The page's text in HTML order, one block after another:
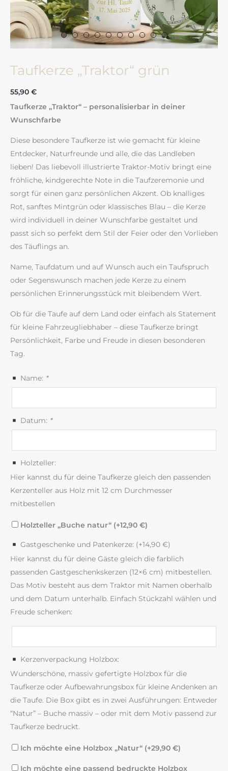
Taufkerze „Traktor“ grün
55,90 €
Taufkerze „Traktor“ – personalisierbar in deiner
Wunschfarbe
Diese besondere Taufkerze ist wie gemacht für kleine
Entdecker, Naturfreunde und alle, die das Landleben
lieben! Das liebevoll illustrierte Traktor-Motiv bringt eine
fröhliche, kindgerechte Note in die Taufzeremonie und
sorgt für einen ganz persönlichen Akzent. Ob knalliges
Rot, sanftes Mintgrün oder klassisches Blau – die Kerze
wird individuell in deiner Wunschfarbe gestaltet und
passt sich so perfekt dem Stil der Feier oder den Vorlieben
des Täuflings an.
Name, Taufdatum und auf Wunsch auch ein Taufspruch
oder Segenswunsch machen jede Kerze zu einem
persönlichen Erinnerungsstück mit bleibendem Wert.
Ob für die Taufe auf dem Land oder einfach als Statement
für kleine Fahrzeugliebhaber – diese Taufkerze bringt
Persönlichkeit, Farbe und Freude in diesen besonderen
Tag.
Name: *
Datum: *
Holzteller:
Hier kannst du für deine Taufkerze gleich den passenden
Kerzenteller aus Holz mit 12 cm Durchmesser
mitbestellen
Holzteller „Buche natur“ (+12,90 €)
Gastgeschenke und Patenkerze: (+14,90 €)
Hier kannst du für deine Gäste gleich die farblich
passenden Gastgeschenkskerzen (12×6 cm) mitbestellen.
Das Motiv besteht aus dem Traktor mit Namen oberhalb
und dem Datum unterhalb. Einfach Stückzahl wählen und
Freude schenken:
Kerzenverpackung Holzbox:
Wunderschöne, massiv gefertigte Holzbox für die
Taufkerze oder Aufbewahrungsbox für kleine Andenken an
die Taufe. Die Box gibt es in zwei Ausführungen: Entweder
“Natur” – Buche massiv – oder mit dem Motiv passend zur
Taufkerze bedruckt.
Ich möchte eine Holzbox „Natur“ (+29,90 €)
Ich möchte eine passend bedruckte Holzbox